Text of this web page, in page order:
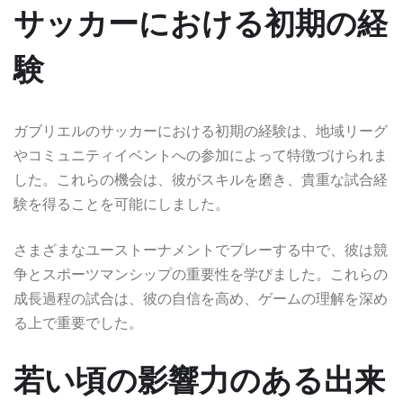
サッカーにおける初期の経
験
ガブリエルのサッカーにおける初期の経験は、地域リーグ
やコミュニティイベントへの参加によって特徴づけられま
した。これらの機会は、彼がスキルを磨き、貴重な試合経
験を得ることを可能にしました。
さまざまなユーストーナメントでプレーする中で、彼は競
争とスポーツマンシップの重要性を学びました。これらの
成長過程の試合は、彼の自信を高め、ゲームの理解を深め
る上で重要でした。
若い頃の影響力のある出来